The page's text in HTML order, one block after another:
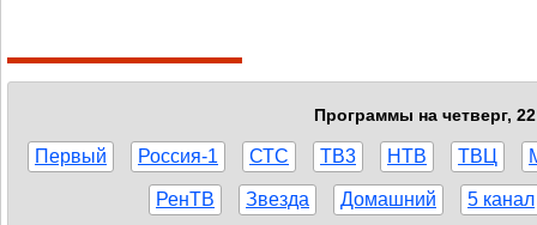
Программы на четверг,
Первый Россия-1 СТС ТВ3 НТВ ТВЦ
РенТВ Звезда Домашний 5 канал